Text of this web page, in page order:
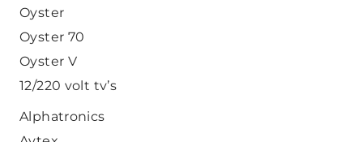
Oyster
Oyster 70
Oyster V
12/220 volt tv’s
Alphatronics